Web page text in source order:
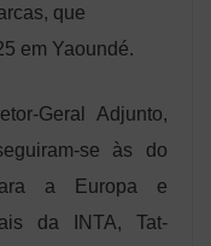
que
em Yaoundé.
Geral Adjunto,
se às do
a Europa e
da INTA, Tat-